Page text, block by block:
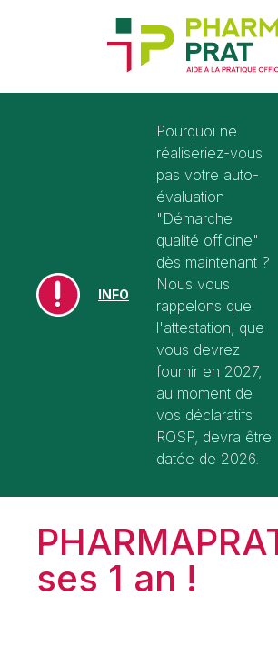
INFO
Pourquoi ne
réaliseriez-vous
pas votre auto-
évaluation
"Démarche
qualité officine"
dès maintenant ?
Nous vous
rappelons que
l'attestation, que
vous devrez
fournir en 2027,
au moment de
vos déclaratifs
ROSP, devra être
datée de 2026.
ses 1 an !